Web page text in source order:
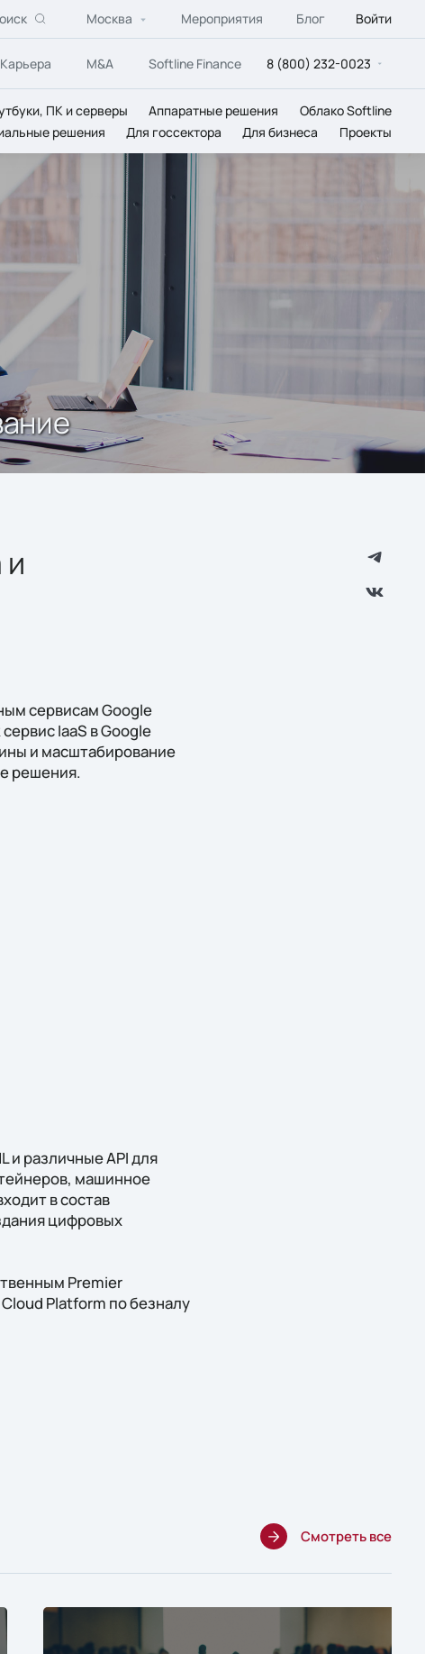
Москва Мероприятия Блог Войти
Карьера M&A Softline Finance 8 (800) 232-0023
ПК и серверы Аппаратные решения
Облако Softline
решения Для госсектора Для бизнеса Проекты
сервисам Google
IaaS в Google
и масштабирование
решения.
и различные API для
машинное
в состав
цифровых
Premier
Platform по безналу
Смотреть все